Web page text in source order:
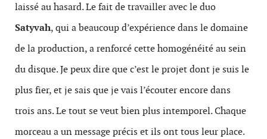
laissé au hasard. Le fait de travailler avec le duo
Satyvah, qui a beaucoup d’expérience dans le domaine
de la production, a renforcé cette homogénéité au sein
du disque. Je peux dire que c’est le projet dont je suis le
plus fier, et je sais que je vais l’écouter encore dans
trois ans. Le tout se veut bien plus intemporel. Chaque
morceau a un message précis et ils ont tous leur place.